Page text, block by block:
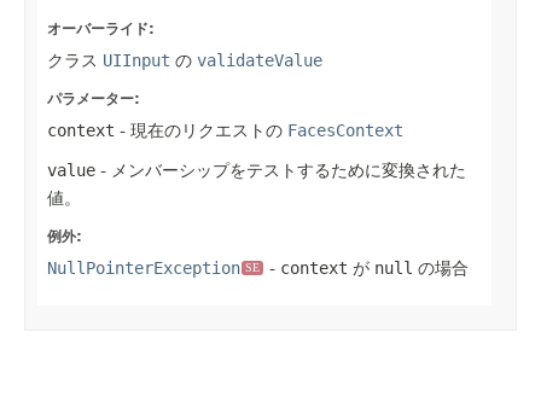
オーバーライド:
クラス UIInput の validateValue
パラメーター:
context - 現在のリクエストの FacesContext
value - メンバーシップをテストするために変換された
値。
例外:
NullPointerException SE - context が null の場合